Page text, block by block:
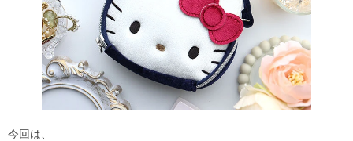
今回は、